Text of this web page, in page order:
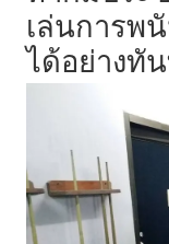
เล่นการพ
ได้อย่างทั